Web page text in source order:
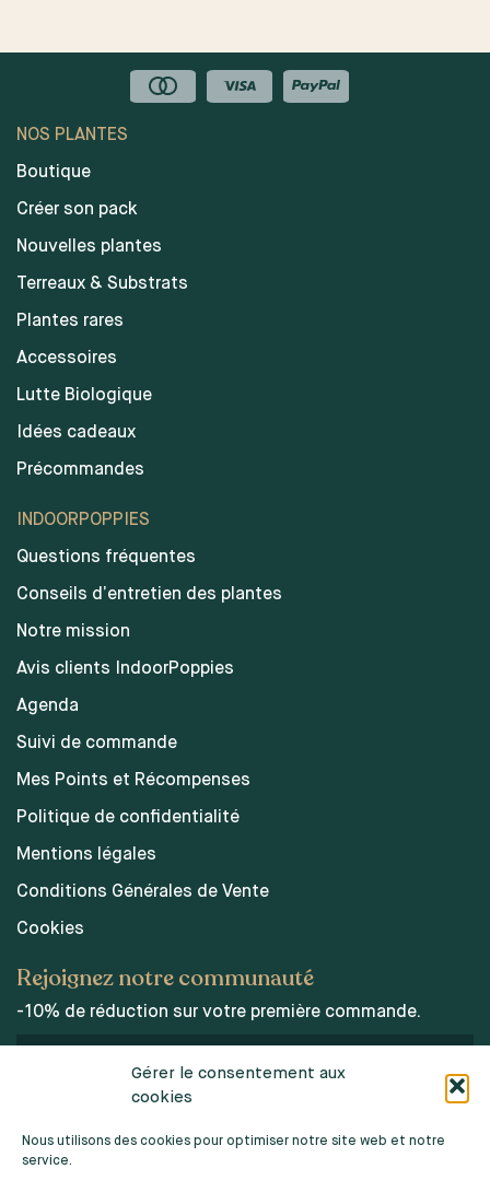
Gérer le consentement aux
cookies
Nous utilisons des cookies pour optimiser notre site web et notre
service.
NOS PLANTES
Boutique
Créer son pack
Nouvelles plantes
Terreaux & Substrats
Plantes rares
Accessoires
Lutte Biologique
Idées cadeaux
Précommandes
INDOORPOPPIES
Questions fréquentes
Conseils d’entretien des plantes
Notre mission
Avis clients IndoorPoppies
Agenda
Suivi de commande
Mes Points et Récompenses
Politique de confidentialité
Mentions légales
Conditions Générales de Vente
Cookies
Rejoignez notre communauté
-10% de réduction sur votre première commande.
personnelles.